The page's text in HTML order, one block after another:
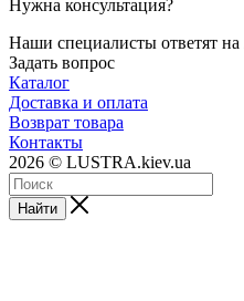
Нужна консультация?
Наши специалисты ответят
Задать вопрос
Каталог
Доставка и оплата
Возврат товара
Контакты
2026 © LUSTRA.kiev.ua
Найти